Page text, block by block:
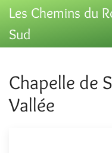
Les Chemins du
Sud
Chapelle de
Vallée